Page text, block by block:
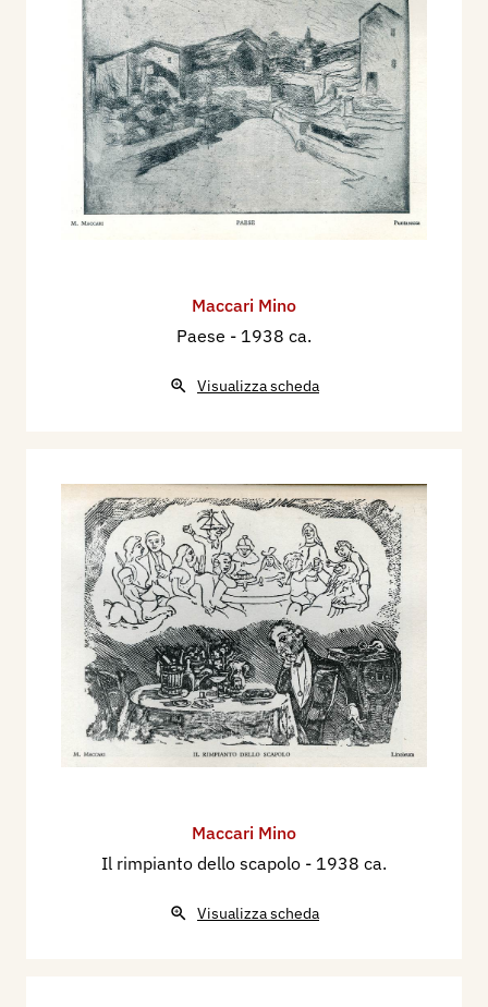
Maccari Mino
Paese - 1938 ca.
Visualizza scheda
Maccari Mino
Il rimpianto dello scapolo - 1938 ca.
Visualizza scheda